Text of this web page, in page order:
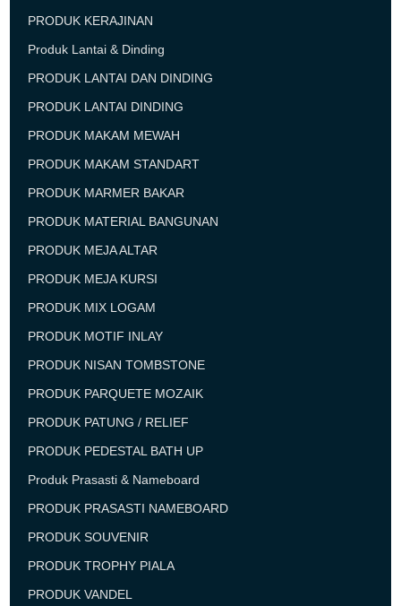
PRODUK KERAJINAN
Produk Lantai & Dinding
PRODUK LANTAI DAN DINDING
PRODUK LANTAI DINDING
PRODUK MAKAM MEWAH
PRODUK MAKAM STANDART
PRODUK MARMER BAKAR
PRODUK MATERIAL BANGUNAN
PRODUK MEJA ALTAR
PRODUK MEJA KURSI
PRODUK MIX LOGAM
PRODUK MOTIF INLAY
PRODUK NISAN TOMBSTONE
PRODUK PARQUETE MOZAIK
PRODUK PATUNG / RELIEF
PRODUK PEDESTAL BATH UP
Produk Prasasti & Nameboard
PRODUK PRASASTI NAMEBOARD
PRODUK SOUVENIR
PRODUK TROPHY PIALA
PRODUK VANDEL